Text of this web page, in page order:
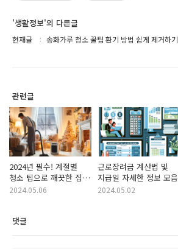
'생활정보'의 다른글
현재글 송화가루 청소 꿀팁 환기 방법 쉽게 제거하기
관련글
2024년 필수! 계절별
청소 팁으로 깨끗한 집
유지하기
2024.05.06
근로장려금 계산법 및
지급일 자세한 정보 모음
2024.05.02
댓글